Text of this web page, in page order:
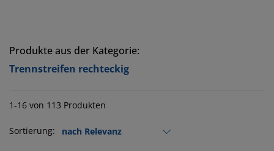
Produkte aus der Kategorie:
Trennstreifen rechteckig
1-16 von 113 Produkten
Sortierung: